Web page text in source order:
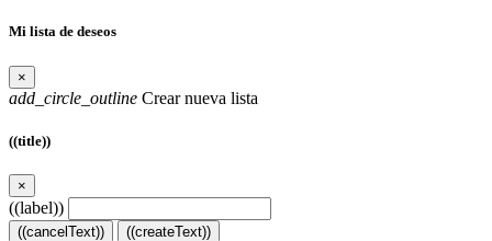
Mi lista de deseos
×
add_circle_outline Crear nueva lista
((title))
×
((label))
((cancelText)) ((createText))